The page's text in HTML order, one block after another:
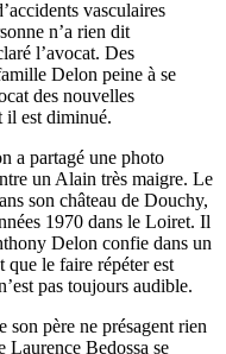
vasculaires
n’a rien dit
l’avocat. Des
Delon peine à se
des nouvelles
il est diminué.
a partagé une photo
un Alain très maigre. Le
son château de Douchy,
1970 dans le Loiret. Il
Delon confie dans un
que le faire répéter est
pas toujours audible.
son père ne présagent rien
Bedossa se